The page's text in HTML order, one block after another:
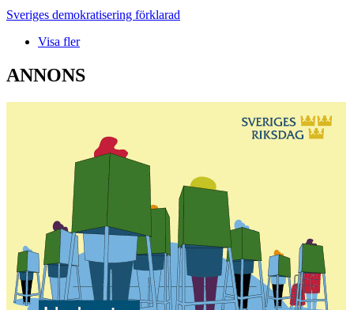
Sveriges demokratisering förklarad
Visa fler
ANNONS